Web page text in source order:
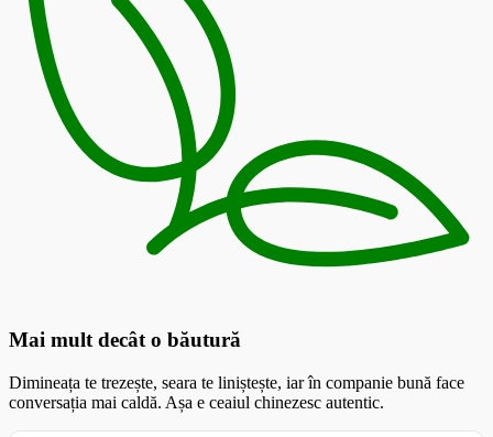
Mai mult decât o băutură
Dimineața te trezește, seara te liniștește, iar în companie bună face
conversația mai caldă. Așa e ceaiul chinezesc autentic.